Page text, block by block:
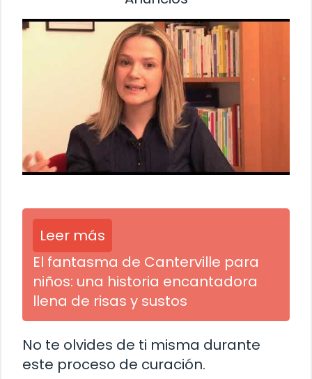
Leer más
El fantasma de Canterville para
niños: una historia encantadora
llena de risas y sustos
No te olvides de ti misma durante
este proceso de curación.